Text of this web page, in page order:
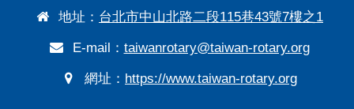
地址： 台北市中山北路二段115巷43號7樓之1
E-mail： taiwanrotary@taiwan-rotary.org
網址： https://www.taiwan-rotary.org